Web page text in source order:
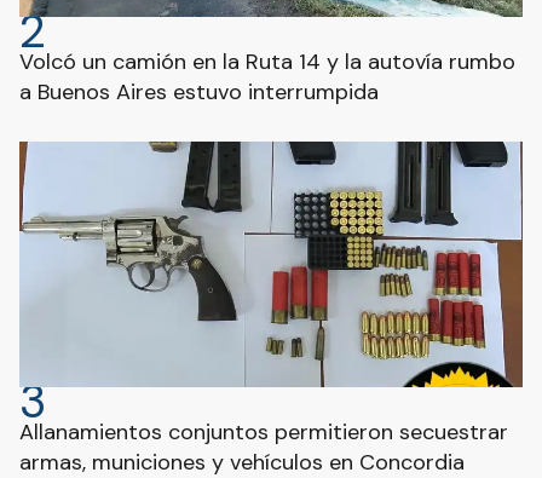
2
Volcó un camión en la Ruta 14 y la autovía rumbo
a Buenos Aires estuvo interrumpida
3
Allanamientos conjuntos permitieron secuestrar
armas, municiones y vehículos en Concordia